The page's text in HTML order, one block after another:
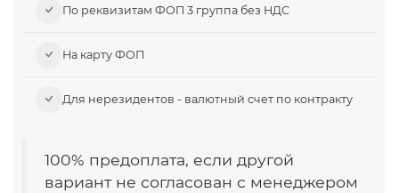
По реквизитам ФОП 3 группа без НДС
На карту ФОП
Для нерезидентов - валютный счет по контракту
100% предоплата, если другой
вариант не согласован с менеджером